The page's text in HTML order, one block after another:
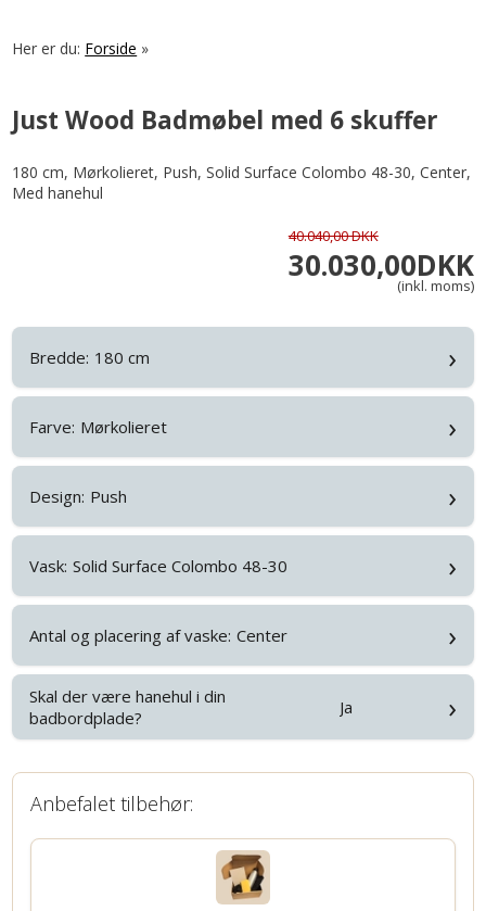
Her er du: Forside »
Just Wood Badmøbel med 6 skuffer
180 cm, Mørkolieret, Push, Solid Surface Colombo 48-30, Center,
Med hanehul
40.040,00 DKK
30.030,00DKK
(inkl. moms)
Bredde: 180 cm ›
Farve: Mørkolieret ›
Design: Push ›
Vask: Solid Surface Colombo 48-30 ›
Antal og placering af vaske: Center ›
Skal der være hanehul i din
badbordplade?
Ja ›
Anbefalet tilbehør: